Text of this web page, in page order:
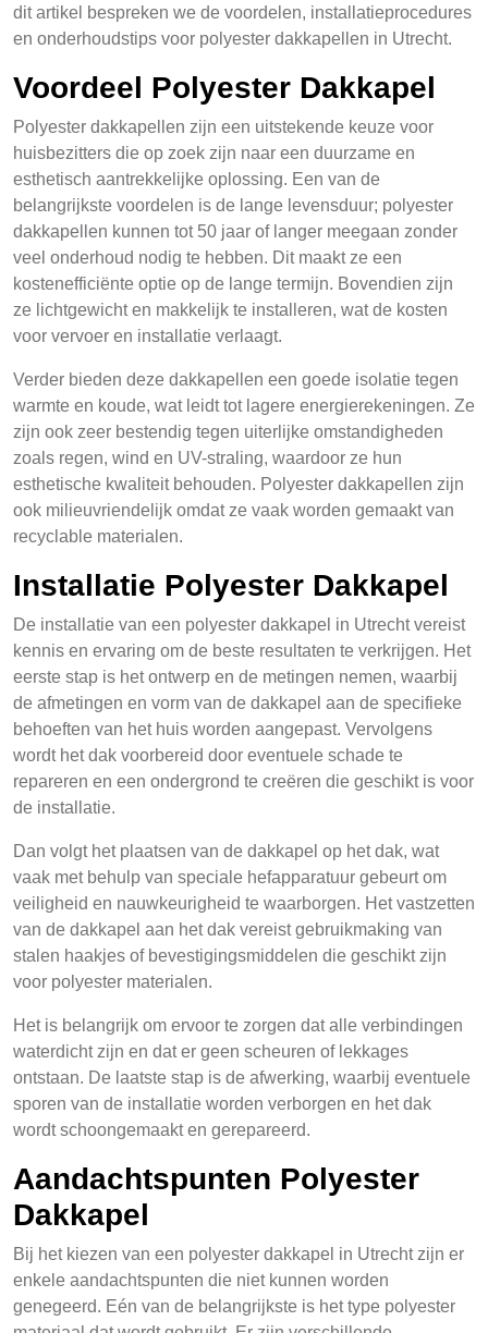
dit artikel bespreken we de voordelen, installatieprocedures
en onderhoudstips voor polyester dakkapellen in Utrecht.
Voordeel Polyester Dakkapel
Polyester dakkapellen zijn een uitstekende keuze voor
huisbezitters die op zoek zijn naar een duurzame en
esthetisch aantrekkelijke oplossing. Een van de
belangrijkste voordelen is de lange levensduur; polyester
dakkapellen kunnen tot 50 jaar of langer meegaan zonder
veel onderhoud nodig te hebben. Dit maakt ze een
kostenefficiënte optie op de lange termijn. Bovendien zijn
ze lichtgewicht en makkelijk te installeren, wat de kosten
voor vervoer en installatie verlaagt.
Verder bieden deze dakkapellen een goede isolatie tegen
warmte en koude, wat leidt tot lagere energierekeningen. Ze
zijn ook zeer bestendig tegen uiterlijke omstandigheden
zoals regen, wind en UV-straling, waardoor ze hun
esthetische kwaliteit behouden. Polyester dakkapellen zijn
ook milieuvriendelijk omdat ze vaak worden gemaakt van
recyclable materialen.
Installatie Polyester Dakkapel
De installatie van een polyester dakkapel in Utrecht vereist
kennis en ervaring om de beste resultaten te verkrijgen. Het
eerste stap is het ontwerp en de metingen nemen, waarbij
de afmetingen en vorm van de dakkapel aan de specifieke
behoeften van het huis worden aangepast. Vervolgens
wordt het dak voorbereid door eventuele schade te
repareren en een ondergrond te creëren die geschikt is voor
de installatie.
Dan volgt het plaatsen van de dakkapel op het dak, wat
vaak met behulp van speciale hefapparatuur gebeurt om
veiligheid en nauwkeurigheid te waarborgen. Het vastzetten
van de dakkapel aan het dak vereist gebruikmaking van
stalen haakjes of bevestigingsmiddelen die geschikt zijn
voor polyester materialen.
Het is belangrijk om ervoor te zorgen dat alle verbindingen
waterdicht zijn en dat er geen scheuren of lekkages
ontstaan. De laatste stap is de afwerking, waarbij eventuele
sporen van de installatie worden verborgen en het dak
wordt schoongemaakt en gerepareerd.
Aandachtspunten Polyester
Dakkapel
Bij het kiezen van een polyester dakkapel in Utrecht zijn er
enkele aandachtspunten die niet kunnen worden
genegeerd. Eén van de belangrijkste is het type polyester